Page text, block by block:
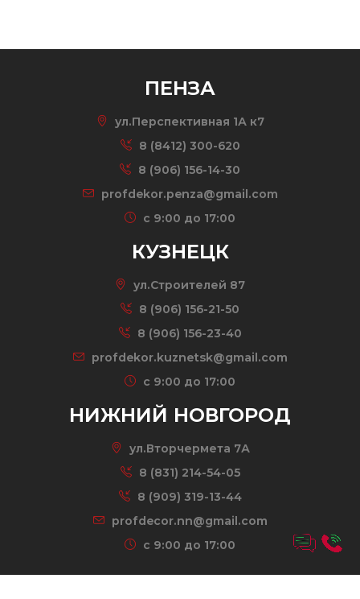
ПЕНЗА
ул.Перспективная 1А к7
8 (8412) 300-620
8 (906) 156-14-30
profdekor.penza@gmail.com
c 9:00 до 17:00
КУЗНЕЦК
ул.Строителей 87
8 (906) 156-21-50
8 (906) 156-23-40
profdekor.kuznetsk@gmail.com
c 9:00 до 17:00
НИЖНИЙ НОВГОРОД
ул.Вторчермета 7А
8 (831) 214-54-05
8 (909) 319-13-44
profdecor.nn@gmail.com
c 9:00 до 17:00